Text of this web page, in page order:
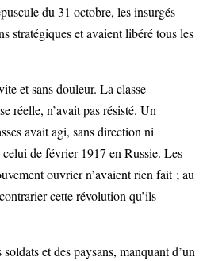
du 31 octobre, les insurgés
stratégiques et avaient libéré tous les
et sans douleur. La classe
réelle, n’avait pas résisté. Un
avait agi, sans direction ni
de février 1917 en Russie. Les
ouvrier n’avaient rien fait ; au
cette révolution qu’ils
et des paysans, manquant d’un